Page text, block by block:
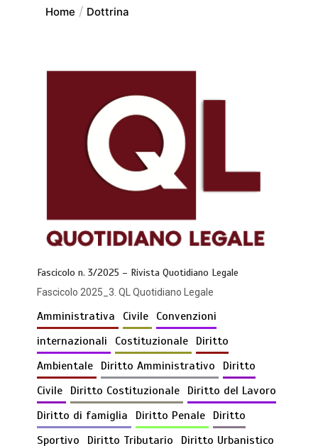
Home Dottrina
Fascicolo n. 3/2025 – Rivista Quotidiano Legale
Fascicolo 2025_3. QL Quotidiano Legale
Amministrativa Civile Convenzioni
internazionali
Costituzionale Diritto
Ambientale Diritto Amministrativo
Diritto
Civile Diritto Costituzionale Diritto del Lavoro
Diritto di famiglia
Diritto Penale Diritto
Sportivo
Diritto Tributario
Diritto Urbanistico